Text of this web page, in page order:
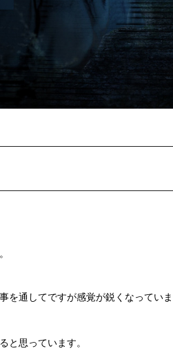
を通してですが感覚が鋭くなってい
と思っています。